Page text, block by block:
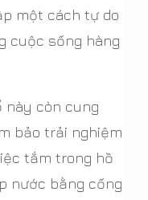
một cách tự do
cuộc sống hàng
này còn cung
bảo trải nghiệm
tắm trong hồ
nước bằng cống